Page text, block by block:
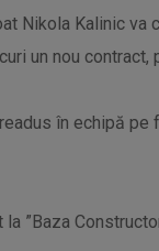
Nikola Kalinic
un nou contract,
în echipă
”Baza